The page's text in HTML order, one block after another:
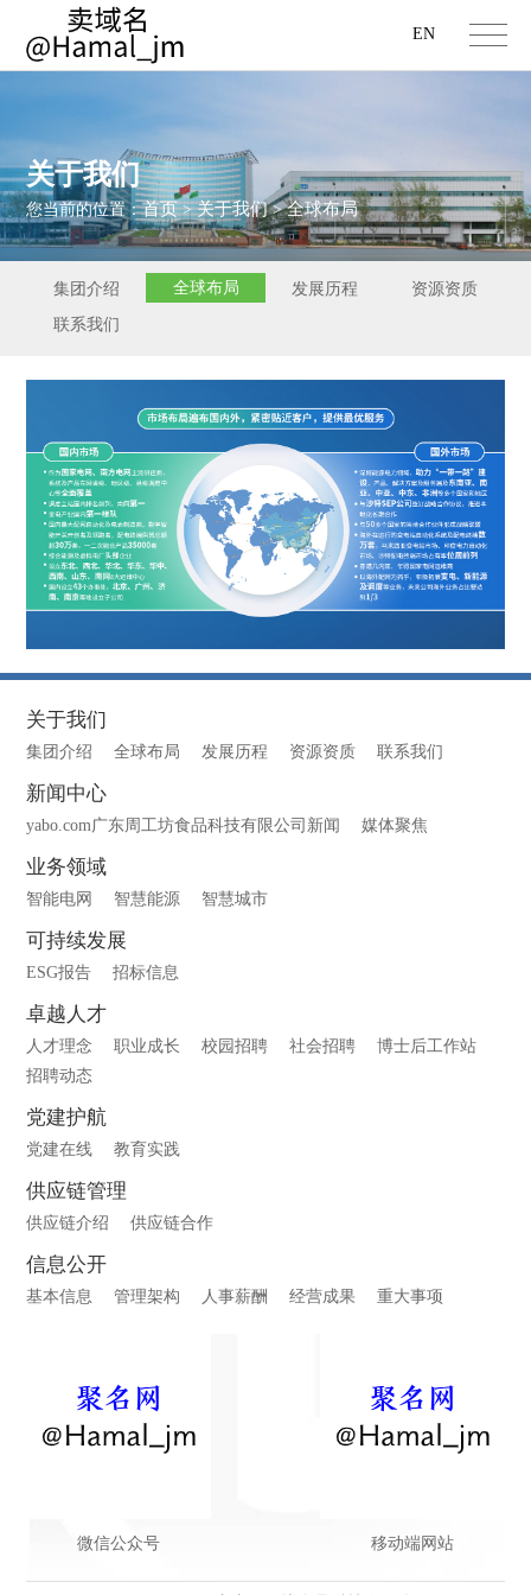
EN
关于我们
您当前的位置：首页>关于我们>全球布局
集团介绍 全球布局 发展历程
资源资质
联系我们
关于我们
集团介绍 全球布局 发展历程 资源资质 联系我们
新闻中心
yabo.com广东周工坊食品科技有限公司新闻 媒体聚焦
业务领域
智能电网 智慧能源 智慧城市
可持续发展
ESG报告 招标信息
卓越人才
人才理念 职业成长 校园招聘 社会招聘
博士后工作站
招聘动态
党建护航
党建在线 教育实践
供应链管理
供应链介绍 供应链合作
信息公开
基本信息 管理架构 人事薪酬 经营成果 重大事项
微信公众号 移动端网站